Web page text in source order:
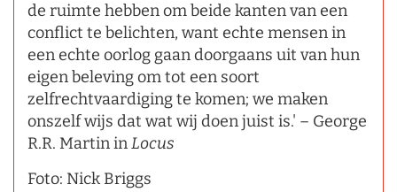
de ruimte hebben om beide kanten van een
conflict te belichten, want echte mensen in
een echte oorlog gaan doorgaans uit van hun
eigen beleving om tot een soort
zelfrechtvaardiging te komen; we maken
onszelf wijs dat wat wij doen juist is.' – George
R.R. Martin inLocus
Foto: Nick Briggs